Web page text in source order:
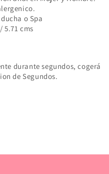
o Spa
5.71 cms
durante segundos, cogerá
de Segundos.